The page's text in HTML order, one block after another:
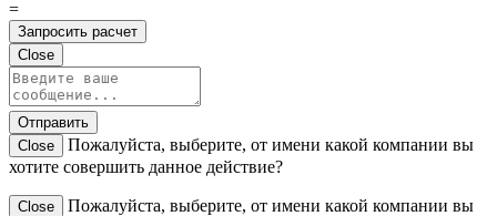
=
Запросить расчет
Close
Отправить
Close
Пожалуйста, выберите, от имени какой компании вы
хотите совершить данное действие?
Close
Пожалуйста, выберите, от имени какой компании вы